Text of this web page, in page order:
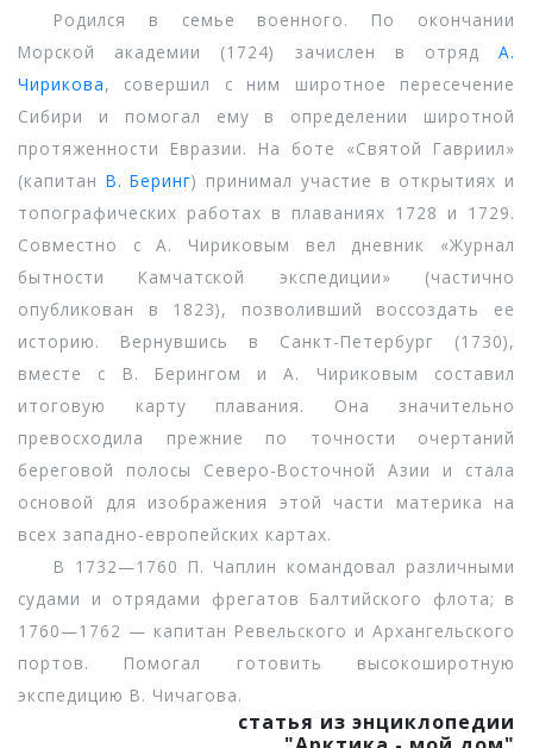
Родился в семье военного. По окончании
Морской академии (1724) зачислен в отряд А.
Чирикова, совершил с ним широтное пересечение
Сибири и помогал ему в определении широтной
протяженности Евразии. На боте «Святой Гавриил»
(капитан В. Беринг) принимал участие в открытиях и
топографических работах в плаваниях 1728 и 1729.
Совместно с А. Чириковым вел дневник «Журнал
бытности Камчатской экспедиции» (частично
опубликован в 1823), позволивший воссоздать ее
историю. Вернувшись в Санкт-Петербург (1730),
вместе с В. Берингом и А. Чириковым составил
итоговую карту плавания. Она значительно
превосходила прежние по точности очертаний
береговой полосы Северо-Восточной Азии и стала
основой для изображения этой части материка на
всех западно-европейских картах.
В 1732—1760 П. Чаплин командовал различными
судами и отрядами фрегатов Балтийского флота; в
1760—1762 — капитан Ревельского и Архангельского
портов. Помогал готовить высокоширотную
экспедицию В. Чичагова.
статья из энциклопедии